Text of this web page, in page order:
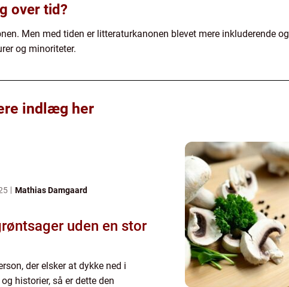
over tid?
Men med tiden er litteraturkanonen blevet mere inkluderende og
og minoriteter.
indlæg her
Mathias Damgaard
uden en stor
der elsker at dykke ned i
historier, så er dette den